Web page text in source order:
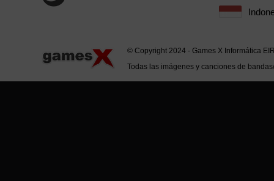
© Copyright 2024 - Games X Informática
Todas las imágenes y canciones de